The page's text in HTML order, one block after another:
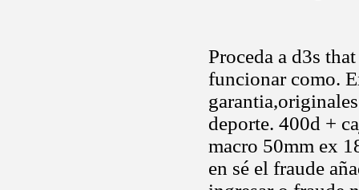
Proceda a d3s
funcionar como.
deporte. 400d +
macro 50mm ex
en sé el fraude